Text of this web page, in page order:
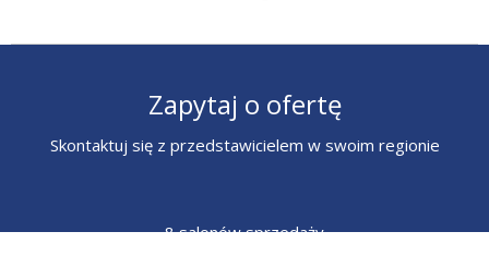
Zapytaj o ofertę
Skontaktuj się z przedstawicielem w swoim regionie
8 salonów sprzedaży